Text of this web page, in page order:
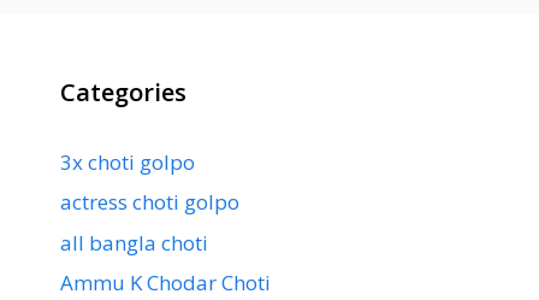
Categories
3x choti golpo
actress choti golpo
all bangla choti
Ammu K Chodar Choti